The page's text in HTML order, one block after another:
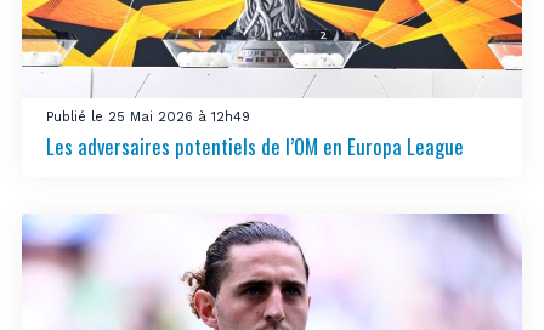
Publié le 25 Mai 2026 à 12h49
Les adversaires potentiels de l’OM en Europa League